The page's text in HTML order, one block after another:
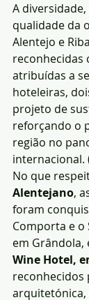
A
qualidade da
Alentejo e
reconhecidas
atribuídas a
hoteleiras,
projeto de
reforçando o
região no
internacional.
No que
Alentejano,
foram
Comporta e o
em Grândola,
Wine Hotel,
reconhecidos